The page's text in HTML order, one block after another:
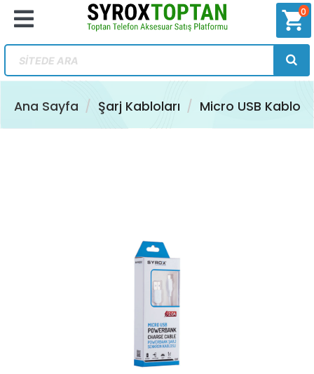
shopping_cart
0
Ana Sayfa Şarj Kabloları Micro USB Kablo